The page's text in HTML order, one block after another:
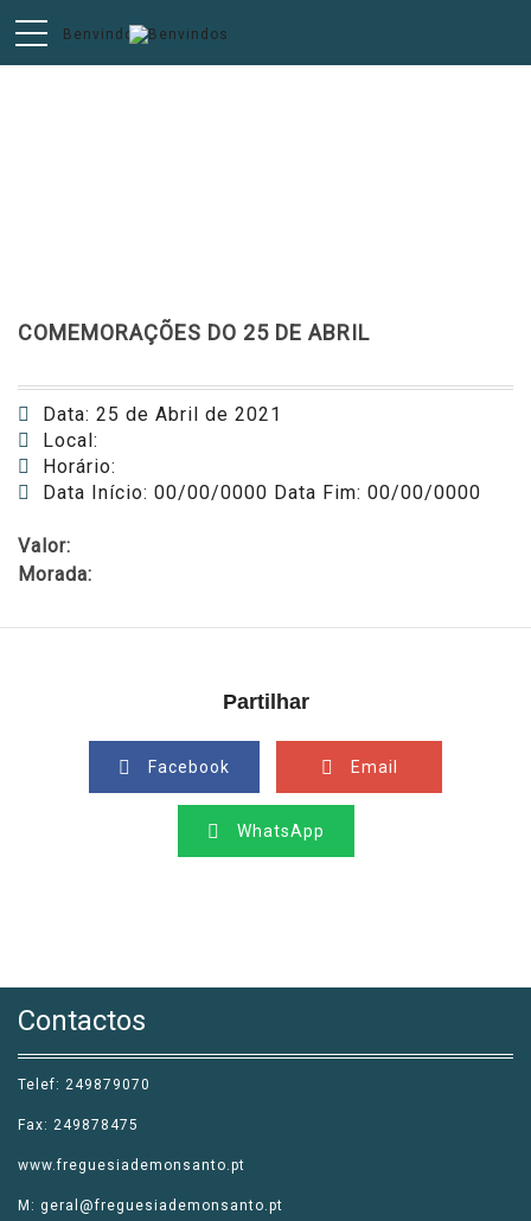
COMEMORAÇÕES DO 25 DE ABRIL
Data: 25 de Abril de 2021
Local:
Horário:
Data Início: 00/00/0000 Data Fim: 00/00/0000
Valor:
Morada:
Partilhar
Facebook Email
WhatsApp
Contactos
Telef: 249879070
Fax: 249878475
www.freguesiademonsanto.pt
M: geral@freguesiademonsanto.pt